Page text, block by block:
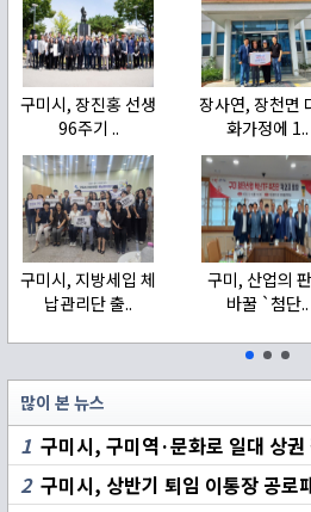
구미시, 장진홍 선생
96주기 ..
장사연, 장천면
화가정에 1..
구미시, 지방세입 체
납관리단 출..
구미, 산업의
바꿀 `첨단..
많이 본 뉴스
1 구미시, 구미역·문화로 일대 상권
2구미시, 상반기 퇴임 이통장 공로